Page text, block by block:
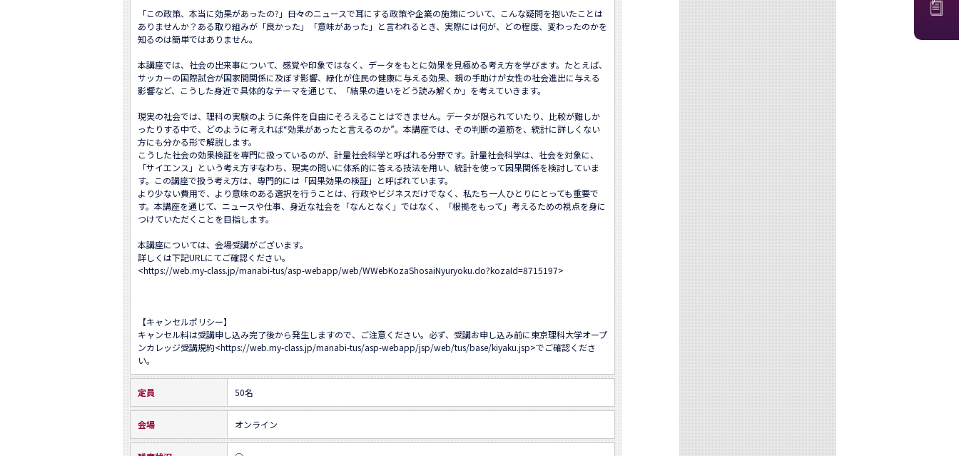
「この政策、本当に効果があったの?」――日々のニュースで耳にする政策や企業の施策について、こんな疑問を抱いたことは
ありませんか？ある取り組みが「良かった」「意味があった」と言われるとき、実際には何が、どの程度、変わったのかを
知るのは簡単ではありません。
本講座では、社会の出来事について、感覚や印象ではなく、データをもとに効果を見極める考え方を学びます。たとえば、
サッカーの国際試合が国家間関係に及ぼす影響、緑化が住民の健康に与える効果、親の手助けが女性の社会進出に与える
影響など、こうした身近で具体的なテーマを通じて、「結果の違いをどう読み解くか」を考えていきます。
現実の社会では、理科の実験のように条件を自由にそろえることはできません。データが限られていたり、比較が難しか
ったりする中で、どのように考えれば“効果があったと言えるのか”。本講座では、その判断の道筋を、統計に詳しくない
方にも分かる形で解説します。
こうした社会の効果検証を専門に扱っているのが、計量社会科学と呼ばれる分野です。計量社会科学は、社会を対象に、
「サイエンス」という考え方――すなわち、現実の問いに体系的に答える技法――を用い、統計を使って因果関係を検討していま
す。この講座で扱う考え方は、専門的には「因果効果の検証」と呼ばれています。
より少ない費用で、より意味のある選択を行うことは、行政やビジネスだけでなく、私たち一人ひとりにとっても重要で
す。本講座を通じて、ニュースや仕事、身近な社会を「なんとなく」ではなく、「根拠をもって」考えるための視点を身に
つけていただくことを目指します。
本講座については、会場受講がございます。
詳しくは下記URLにてご確認ください。
<https://web.my-class.jp/manabi-tus/asp-webapp/web/WWebKozaShosaiNyuryoku.do?kozaId=8715197>
【キャンセルポリシー】
キャンセル料は受講申し込み完了後から発生しますので、ご注意ください。必ず、受講お申し込み前に東京理科大学オープ
ンカレッジ受講規約<https://web.my-class.jp/manabi-tus/asp-webapp/jsp/web/tus/base/kiyaku.jsp>でご確認くださ
い。
定員 50名
会場 オンライン